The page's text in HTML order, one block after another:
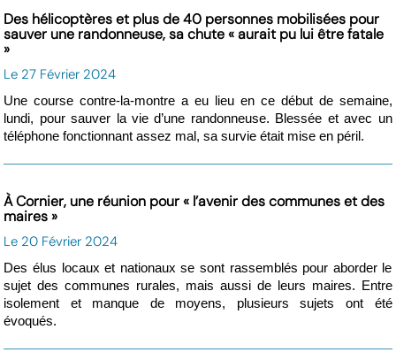
Des hélicoptères et plus de 40 personnes mobilisées pour
sauver une randonneuse, sa chute « aurait pu lui être fatale
»
Le 27 Février 2024
Une course contre-la-montre a eu lieu en ce début de semaine,
lundi, pour sauver la vie d’une randonneuse. Blessée et avec un
téléphone fonctionnant assez mal, sa survie était mise en péril.
À Cornier, une réunion pour « l’avenir des communes et des
maires »
Le 20 Février 2024
Des élus locaux et nationaux se sont rassemblés pour aborder le
sujet des communes rurales, mais aussi de leurs maires. Entre
isolement et manque de moyens, plusieurs sujets ont été
évoqués.